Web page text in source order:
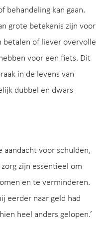
behandeling kan gaan.
grote betekenis zijn voor
betalen of liever overvolle
voor een fiets. Dit
in de levens van
dubbel en dwars
voor schulden,
zijn essentieel om
en te verminderen.
eerder naar geld had
heel anders gelopen.’